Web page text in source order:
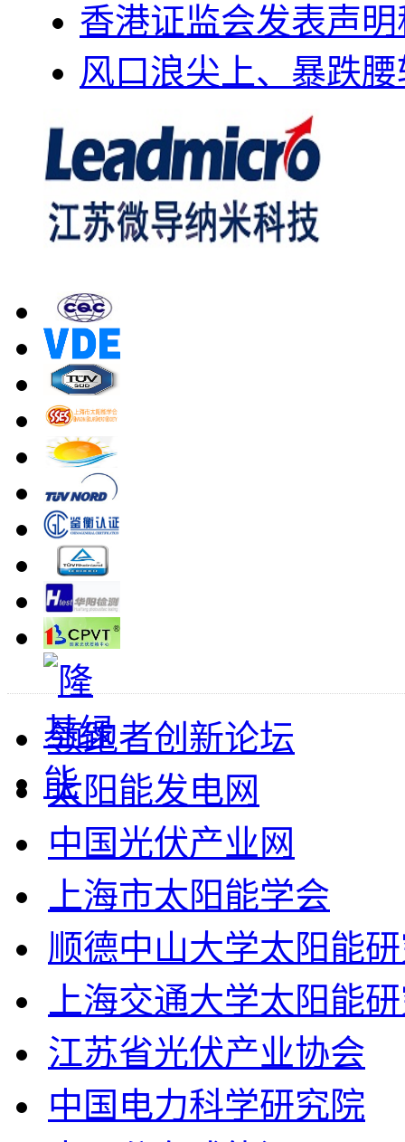
香港证监会发表声
风口浪尖上、暴跌
领跑者创新论坛
太阳能发电网
中国光伏产业网
上海市太阳能学会
顺德中山大学太阳能
上海交通大学太阳能
江苏省光伏产业协会
中国电力科学研究院